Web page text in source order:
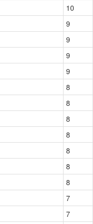
10
9
9
9
9
8
8
8
8
8
8
8
7
7